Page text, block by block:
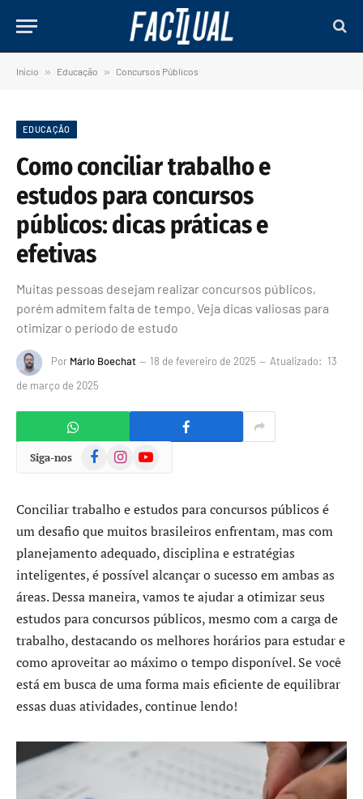
Início » Educação » Concursos Públicos
EDUCAÇÃO
Como conciliar trabalho e
estudos para concursos
públicos: dicas práticas e
efetivas
Muitas pessoas desejam realizar concursos públicos,
porém admitem falta de tempo. Veja dicas valiosas para
otimizar o período de estudo
Por Mário Boechat 18 de fevereiro de 2025 Atualizado: 13
de março de 2025
Siga-nos FacebookInstagramYouTube
Conciliar trabalho e estudos para concursos públicos é
um desafio que muitos brasileiros enfrentam, mas com
planejamento adequado, disciplina e estratégias
inteligentes, é possível alcançar o sucesso em ambas as
áreas. Dessa maneira, vamos te ajudar a otimizar seus
estudos para concursos públicos, mesmo com a carga de
trabalho, destacando os melhores horários para estudar e
como aproveitar ao máximo o tempo disponível. Se você
está em busca de uma forma mais eficiente de equilibrar
essas duas atividades, continue lendo!